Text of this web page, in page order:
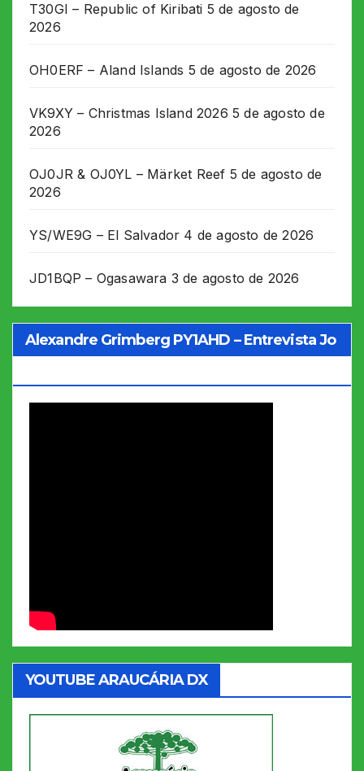
T30GI – Republic of Kiribati 5 de agosto de
2026
OH0ERF – Aland Islands 5 de agosto de 2026
VK9XY – Christmas Island 2026 5 de agosto de
2026
OJ0JR & OJ0YL – Märket Reef 5 de agosto de
2026
YS/WE9G – El Salvador 4 de agosto de 2026
JD1BQP – Ogasawara 3 de agosto de 2026
Alexandre Grimberg PY1AHD – Entrevista Jo
YOUTUBE ARAUCÁRIA DX